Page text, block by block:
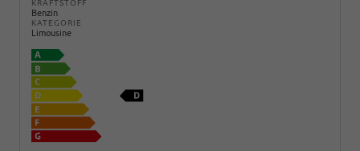
KRAFTSTOFF
Benzin
KATEGORIE
Limousine